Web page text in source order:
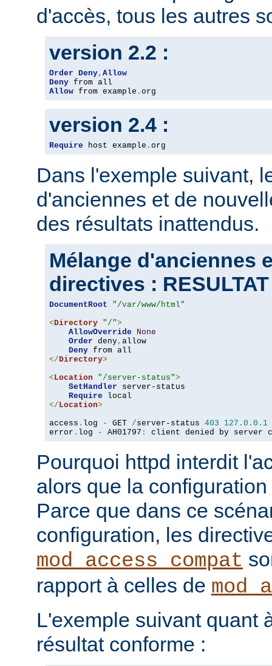
d'accès, tous les autres
version 2.2 :
Order Deny, Allow
Deny
Allow from example . org
version 2.4 :
Require host example . org
Dans l'exemple suivant,
d'anciennes et de
des résultats inattendus.
Mélange d'anciennes
directives :
DocumentRoot
"/var/www/html"
<Directory "/">
AllowOverride
None
Order deny, allow
Deny
</Directory>
<Location "/server-status">
SetHandler server-status
Require
</Location>
access . log - GET /server-status 403 127.0 . 0.1
error . log - AH01797 : client denied by server
Pourquoi httpd interdit
alors que la
Parce que dans ce
configuration, les
mod_access_compat
rapport à celles de
L'exemple suivant quant
résultat conforme :